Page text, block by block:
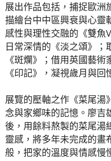
展出作品包括，捕捉歐洲
描繪台中中區興衰與心靈
感性與理性交融的《雙魚
日常深情的《淡之頌》；
《斑爛》；借用英國藝
《印記》，凝視歲月與回
展覽的壓軸之作《菜尾湯
念與家鄉味的記憶。廖吉
後，用餘料熬製的菜尾湯
靈感，將多年未完成的畫
般，把家的溫度與情感慢